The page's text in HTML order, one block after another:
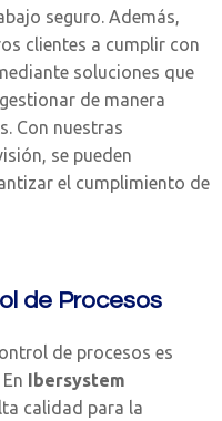
seguro. Además,
clientes a cumplir con
soluciones que
de manera
Con nuestras
se pueden
el cumplimiento de
de Procesos
de procesos es
Ibersystem
calidad para la